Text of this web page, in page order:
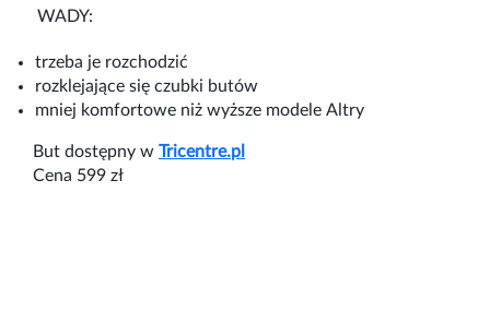
WADY:
trzeba je rozchodzić
rozklejające się czubki butów
mniej komfortowe niż wyższe modele Altry
But dostępny w Tricentre.pl
Cena 599 zł